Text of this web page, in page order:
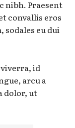
nibh. Praesent
convallis eros
sodales eu dui
id
arcu a
dolor, ut